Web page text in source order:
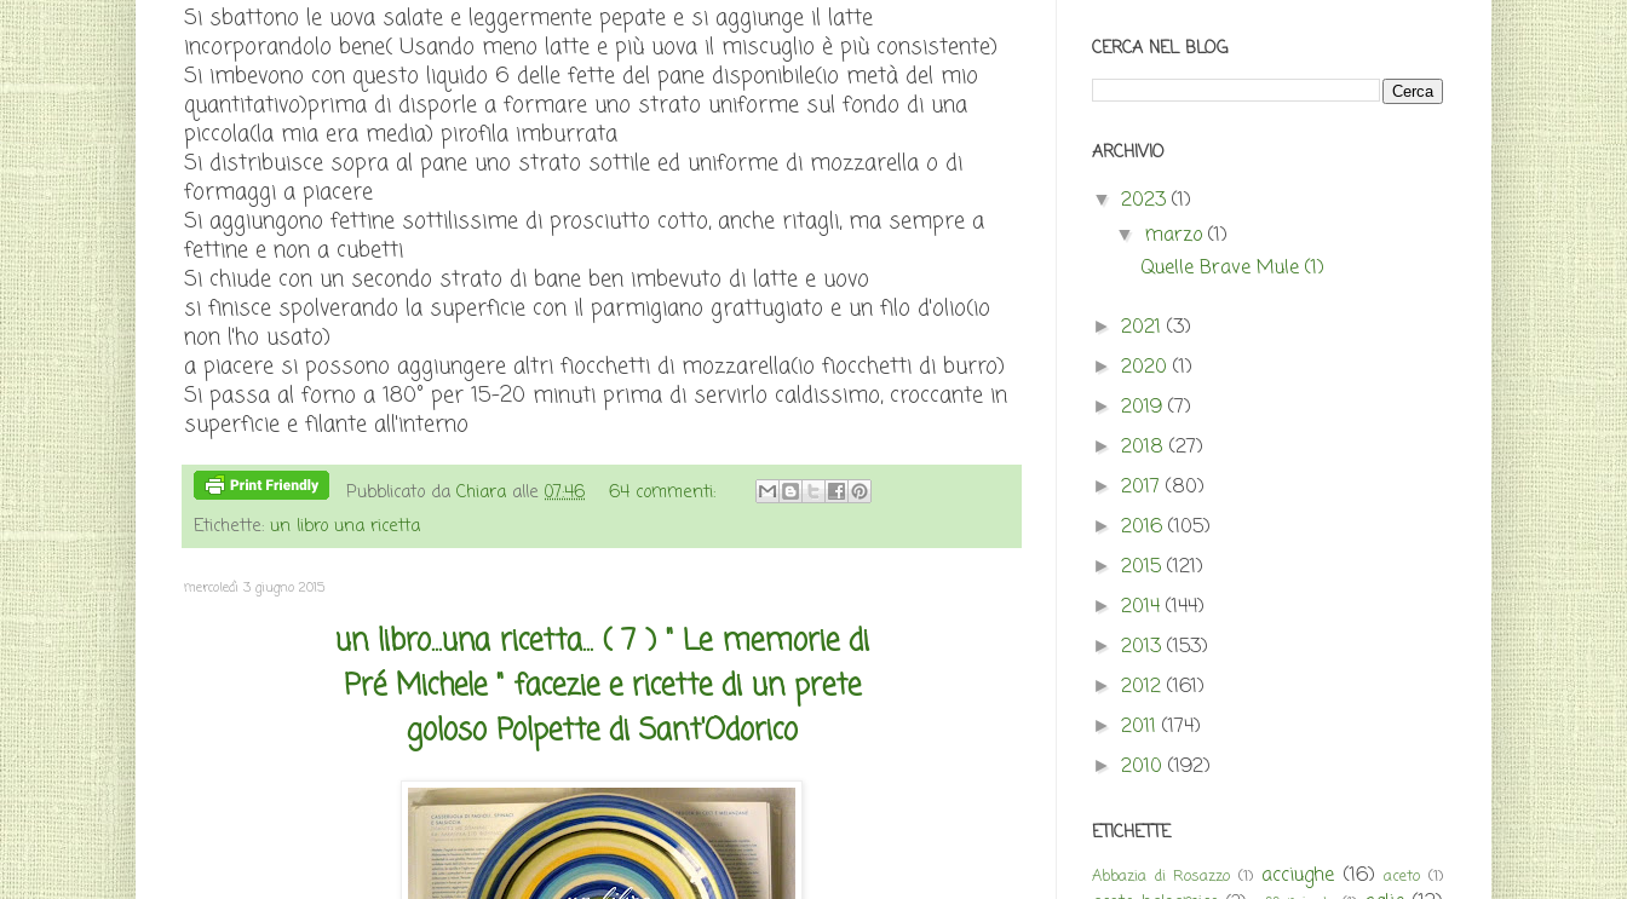
Si sbattono le uova salate e leggermente pepate e si aggiunge il latte
incorporandolo bene( Usando meno latte e più uova il miscuglio è più consistente)
Si imbevono con questo liquido 6 delle fette del pane disponibile(io metà del mio
quantitativo)prima di disporle a formare uno strato uniforme sul fondo di una
piccola(la mia era media) pirofila imburrata
Si distribuisce sopra al pane uno strato sottile ed uniforme di mozzarella o di
formaggi a piacere
Si aggiungono fettine sottilissime di prosciutto cotto, anche ritagli, ma sempre a
fettine e non a cubetti
Si chiude con un secondo strato di bane ben imbevuto di latte e uovo
si finisce spolverando la superficie con il parmigiano grattugiato e un filo d'olio(io
non l'ho usato)
a piacere si possono aggiungere altri fiocchetti di mozzarella(io fiocchetti di burro)
Si passa al forno a 180° per 15-20 minuti prima di servirlo caldissimo, croccante in
superficie e filante all'interno
Pubblicato daChiara alle07:46
64 commenti:
Etichette: un libro una ricetta
mercoledì 3 giugno 2015
un libro...una ricetta... ( 7 ) " Le memorie di
Pré Michele " facezie e ricette di un prete
goloso Polpette di Sant'Odorico
CERCA NEL BLOG
ARCHIVIO
▼ 2023 (1)
▼ marzo(1)
Quelle Brave Mule (1)
► 2021 (3)
► 2020 (1)
► 2019 (7)
► 2018 (27)
► 2017 (80)
► 2016 (105)
► 2015 (121)
► 2014 (144)
► 2013 (153)
► 2012 (161)
► 2011 (174)
► 2010 (192)
ETICHETTE
Abbazia di Rosazzo (1) acciughe (16) aceto (1)